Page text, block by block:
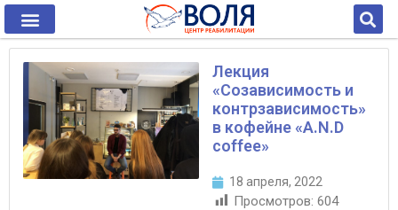
Лекция
«Созависимость и
контрзависимость»
в кофейне «A.N.D
coffee»
18 апреля, 2022
Просмотров: 604